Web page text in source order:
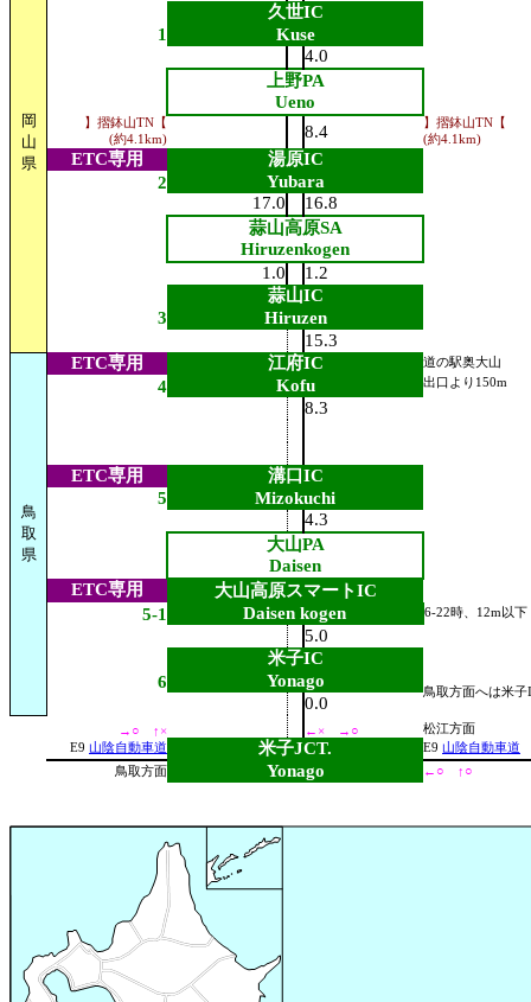
岡
山
県
久世IC
1
Kuse
4.0
上野PA
Ueno
】摺鉢山TN【
(約4.1km)
8.4
】摺鉢山TN【
(約4.1km)
ETC専用
湯原IC
2
Yubara
17.0
16.8
蒜山高原SA
Hiruzenkogen
1.0
1.2
蒜山IC
3
Hiruzen
15.3
鳥
取
県
ETC専用 江府IC 道の駅奥大山
4 Kofu 出口より150m
8.3
ETC専用
溝口IC
5
Mizokuchi
4.3
大山PA
Daisen
ETC専用
大山高原スマートIC
5-1
Daisen kogen 6-22時、12m以下
5.0
米子IC
6
Yonago
鳥取方面へは米
0.0
→○ ↑× ←× →○
松江方面
E9 山陰自動車道 米子JCT. E9 山陰自動車道
鳥取方面
Yonago ←○ ↑○